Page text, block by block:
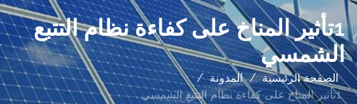
1تأثير المناخ على كفاءة نظام التتبع
الشمسي
الصفحة الرئيسية
المدونة
1تأثير المناخ على كفاءة نظام التتبع الشمسي